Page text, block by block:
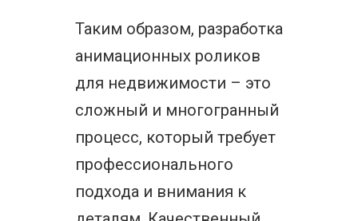
Таким образом, разработка
анимационных роликов
для недвижимости – это
сложный и многогранный
процесс, который требует
профессионального
подхода и внимания к